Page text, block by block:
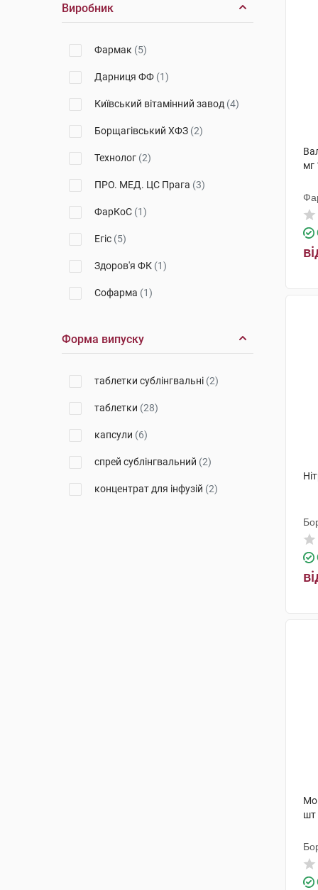
Виробник
Фармак (5)
Дарниця ФФ (1)
Київський вітамінний завод (4)
Борщагівський ХФЗ (2)
Технолог (2)
ПРО. МЕД. ЦС Прага (3)
ФарКоС (1)
Егіс (5)
Здоров'я ФК (1)
Софарма (1)
КРКА(2)
Тідж(1)
Дослідний завод ГНЦЛС
Фарма Старт
Дексель(2)
Лабораторії Серв'є Індастрі
Форма випуску
таблетки сублінгвальні (2)
таблетки (28)
капсули (6)
спрей сублінгвальний (2)
концентрат для інфузій (2)
мг
шт